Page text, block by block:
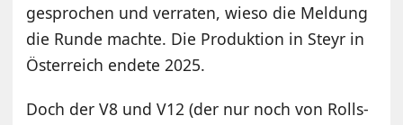
gesprochen und verraten, wieso die Meldung
die Runde machte. Die Produktion in Steyr in
Österreich endete 2025.
Doch der V8 und V12 (der nur noch von Rolls-